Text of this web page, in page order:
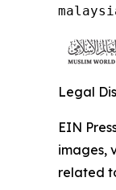
Legal
EIN
images,
related